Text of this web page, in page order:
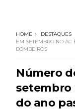
HOME DESTAQUES
EM SETEMBRO NO AC
BOMBEIROS
Número
setembro
do ano